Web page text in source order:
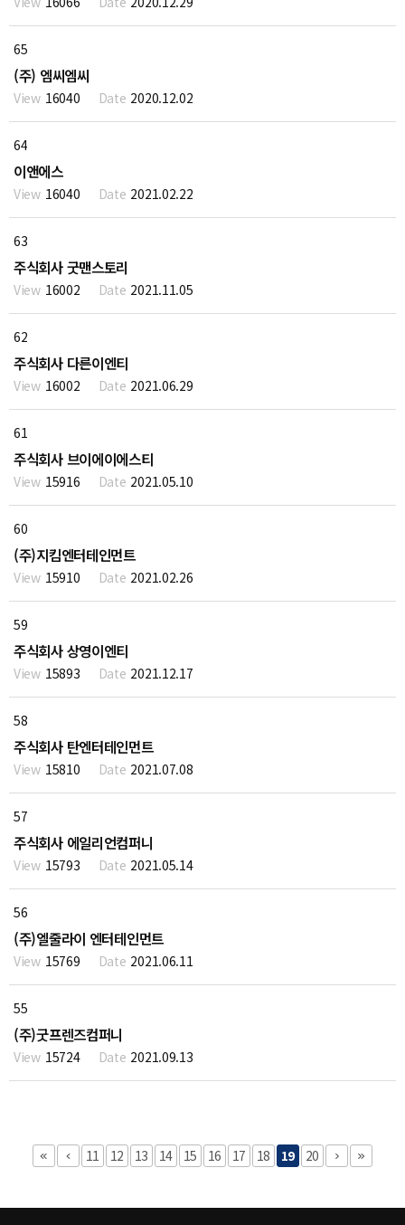
65
(주) 엠씨엠씨
16040 2020.12.02
64
이앤에스
16040 2021.02.22
63
주식회사 굿맨스토리
16002 2021.11.05
62
주식회사 다른이엔티
16002 2021.06.29
61
주식회사 브이에이에스티
15916 2021.05.10
60
(주)지킴엔터테인먼트
15910 2021.02.26
59
주식회사 상영이엔티
15893 2021.12.17
58
주식회사 탄엔터테인먼트
15810 2021.07.08
57
주식회사 에일리언컴퍼니
15793 2021.05.14
56
(주)엘줄라이 엔터테인먼트
15769 2021.06.11
55
(주)굿프렌즈컴퍼니
15724 2021.09.13
11 12 13 14 15 16 17 18 19 20